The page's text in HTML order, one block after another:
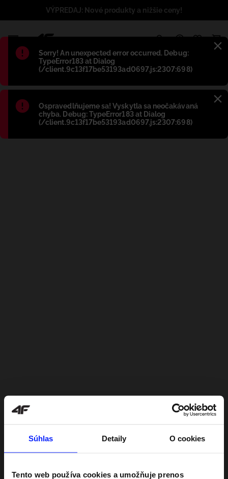
Súhlas Detaily O cookies
Tento web používa cookies a umožňuje prenos
Błąd:
Sorry! An unexpected error occurred. Debug:
TypeError183 at Dialog
(/client.9c13f17be53193ad0697.js:2307:698)
Błąd:
Ospravedlňujeme sa! Vyskytla sa neočakávaná
chyba. Debug: TypeError183 at Dialog
(/client.9c13f17be53193ad0697.js:2307:698)
VÝPREDAJ: Nové produkty a nižšie ceny!